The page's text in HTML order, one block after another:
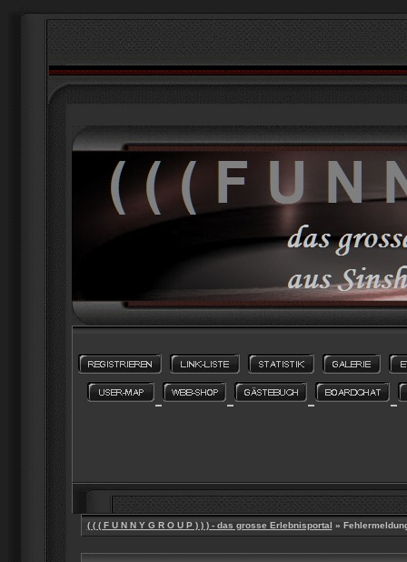
( ( ( F U N N Y G R O U P ) ) ) - das grosse Erlebnisportal »